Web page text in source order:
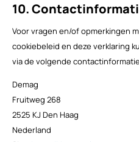
10.
Voor vragen en/of opmerkingen
cookiebeleid en deze verklaring
via de volgende
Demag
Fruitweg 268
2525 KJ Den Haag
Nederland